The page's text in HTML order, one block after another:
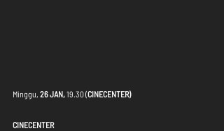
Minggu, 26 JAN, 19.30 (CINECENTER)
CINECENTER